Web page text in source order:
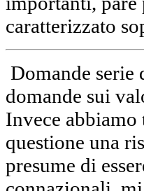
caratterizzato
Domande serie
domande sui
Invece abbiamo
questione una
presume di